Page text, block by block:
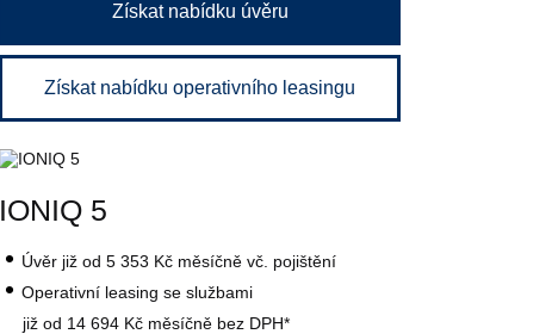
Získat nabídku úvěru
Získat nabídku operativního leasingu
IONIQ 5
Úvěr již od 5 353 Kč měsíčně vč. pojištění
Operativní leasing se službami
již od 14 694 Kč měsíčně bez DPH*